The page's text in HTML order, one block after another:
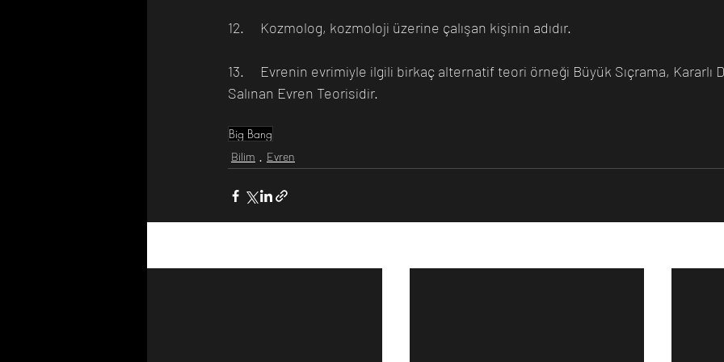
12.	Kozmolog, kozmoloji üzerine çalışan kişinin adıdır.
13.	Evrenin evrimiyle ilgili birkaç alternatif teori örneği Büyük Sıçrama, Kararlı Durum Teorisi ve
Salınan Evren Teorisidir.
Big Bang
Bilim Evren